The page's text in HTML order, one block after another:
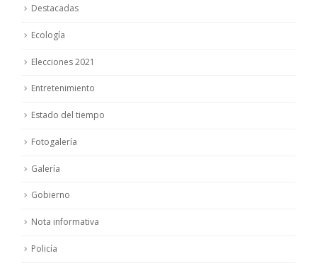
Destacadas
Ecología
Elecciones 2021
Entretenimiento
Estado del tiempo
Fotogalería
Galería
Gobierno
Nota informativa
Policía